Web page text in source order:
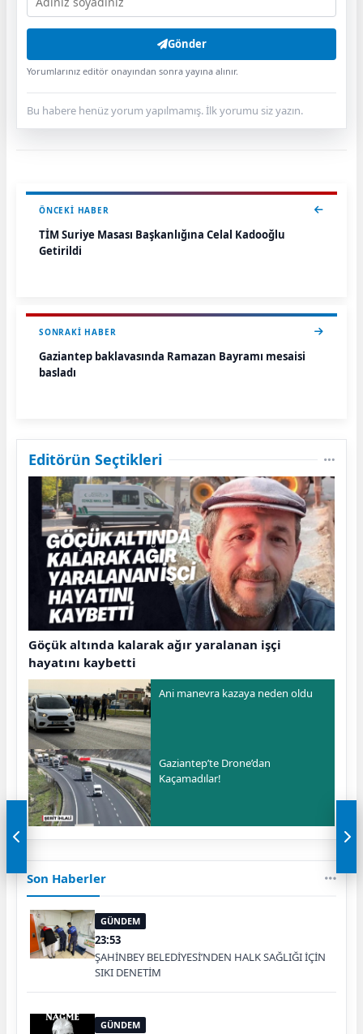
Gönder
Yorumlarınız editör onayından sonra yayına alınır.
Bu habere henüz yorum yapılmamış. İlk yorumu siz yazın.
ÖNCEKI HABER
TİM Suriye Masası Başkanlığına Celal Kadooğlu
Getirildi
SONRAKI HABER
Gaziantep baklavasında Ramazan Bayramı mesaisi
başladı
Editörün Seçtikleri
Göçük altında kalarak ağır yaralanan işçi
hayatını kaybetti
Ani manevra kazaya neden oldu
Gaziantep’te Drone’dan
Kaçamadılar!
Son Haberler
GÜNDEM
23:53
ŞAHİNBEY BELEDİYESİ’NDEN HALK SAĞLIĞI İÇİN
SIKI DENETİM
GÜNDEM